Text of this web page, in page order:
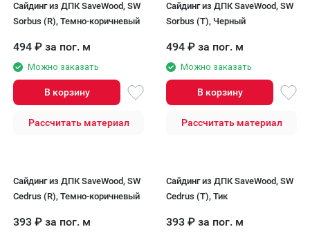
Сайдинг из ДПК SaveWood, SW
Sorbus (R), Темно-коричневый
494 ₽ за пог. м
Можно заказать
В корзину
Рассчитать материал
Сайдинг из ДПК SaveWood, SW
Sorbus (T), Черный
494 ₽ за пог. м
Можно заказать
В корзину
Рассчитать материал
Сайдинг из ДПК SaveWood, SW
Cedrus (R), Темно-коричневый
393 ₽ за пог. м
Сайдинг из ДПК SaveWood, SW
Cedrus (T), Тик
393 ₽ за пог. м